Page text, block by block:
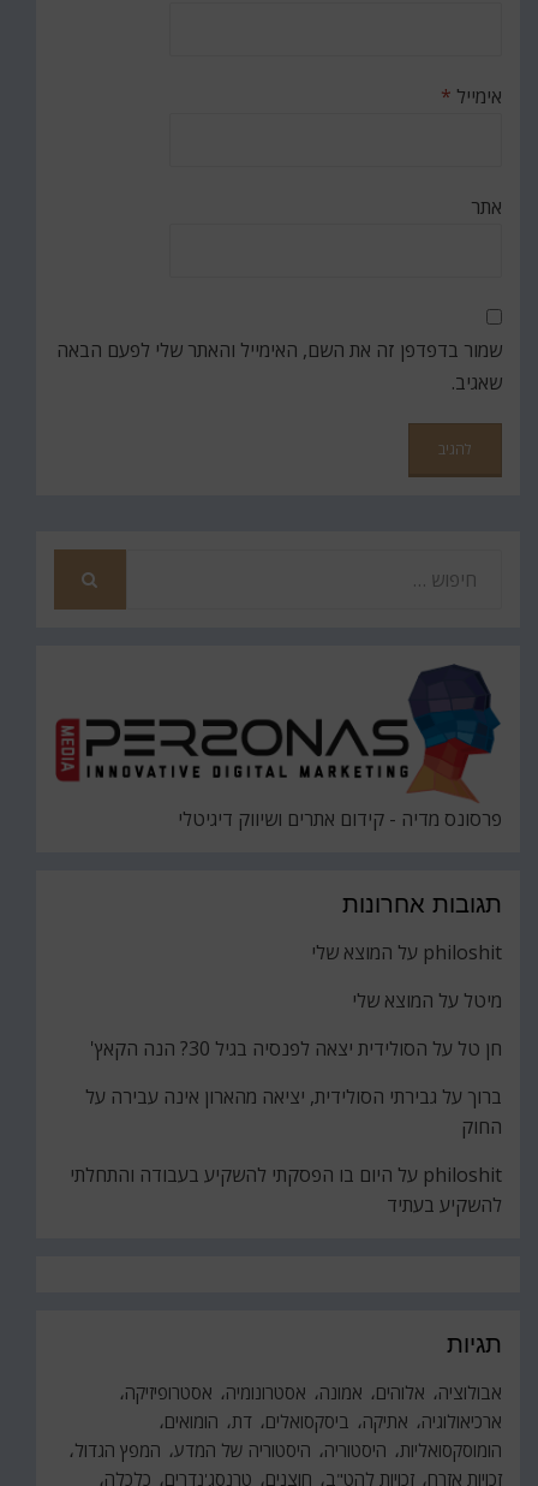
אימייל *
אתר
שמור בדפדפן זה את השם, האימייל והאתר שלי לפעם הבאה
שאגיב.
פרסונס מדיה - קידום אתרים ושיווק דיגיטלי
תגובות אחרונות
philoshit על המוצא שלי
מיטל על המוצא שלי
חן טל על הסולידית יצאה לפנסיה בגיל 30? הנה הקאץ'
ברוך על גבירתי הסולידית, יציאה מהארון אינה עבירה על
החוק
philoshit על היום בו הפסקתי להשקיע בעבודה והתחלתי
להשקיע בעתיד
תגיות
אבולוציה אלוהים אמונה אסטרונומיה
אסטרופיזיקה
ארכיאולוגיה
אתיקה ביסקסואלים דת הומואים
הומוסקסואליות היסטוריה היסטוריה של המדע המפץ הגדול
זכויות אזרח זכויות להט"ב חוצנים טרנסג'נדרים כלכלה